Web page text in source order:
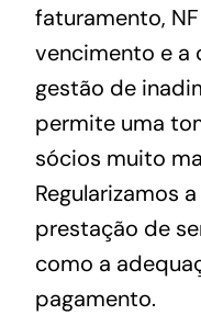
faturamento,
vencimento e a
gestão de
permite uma
sócios muito
Regularizamos
prestação de
como a
pagamento.